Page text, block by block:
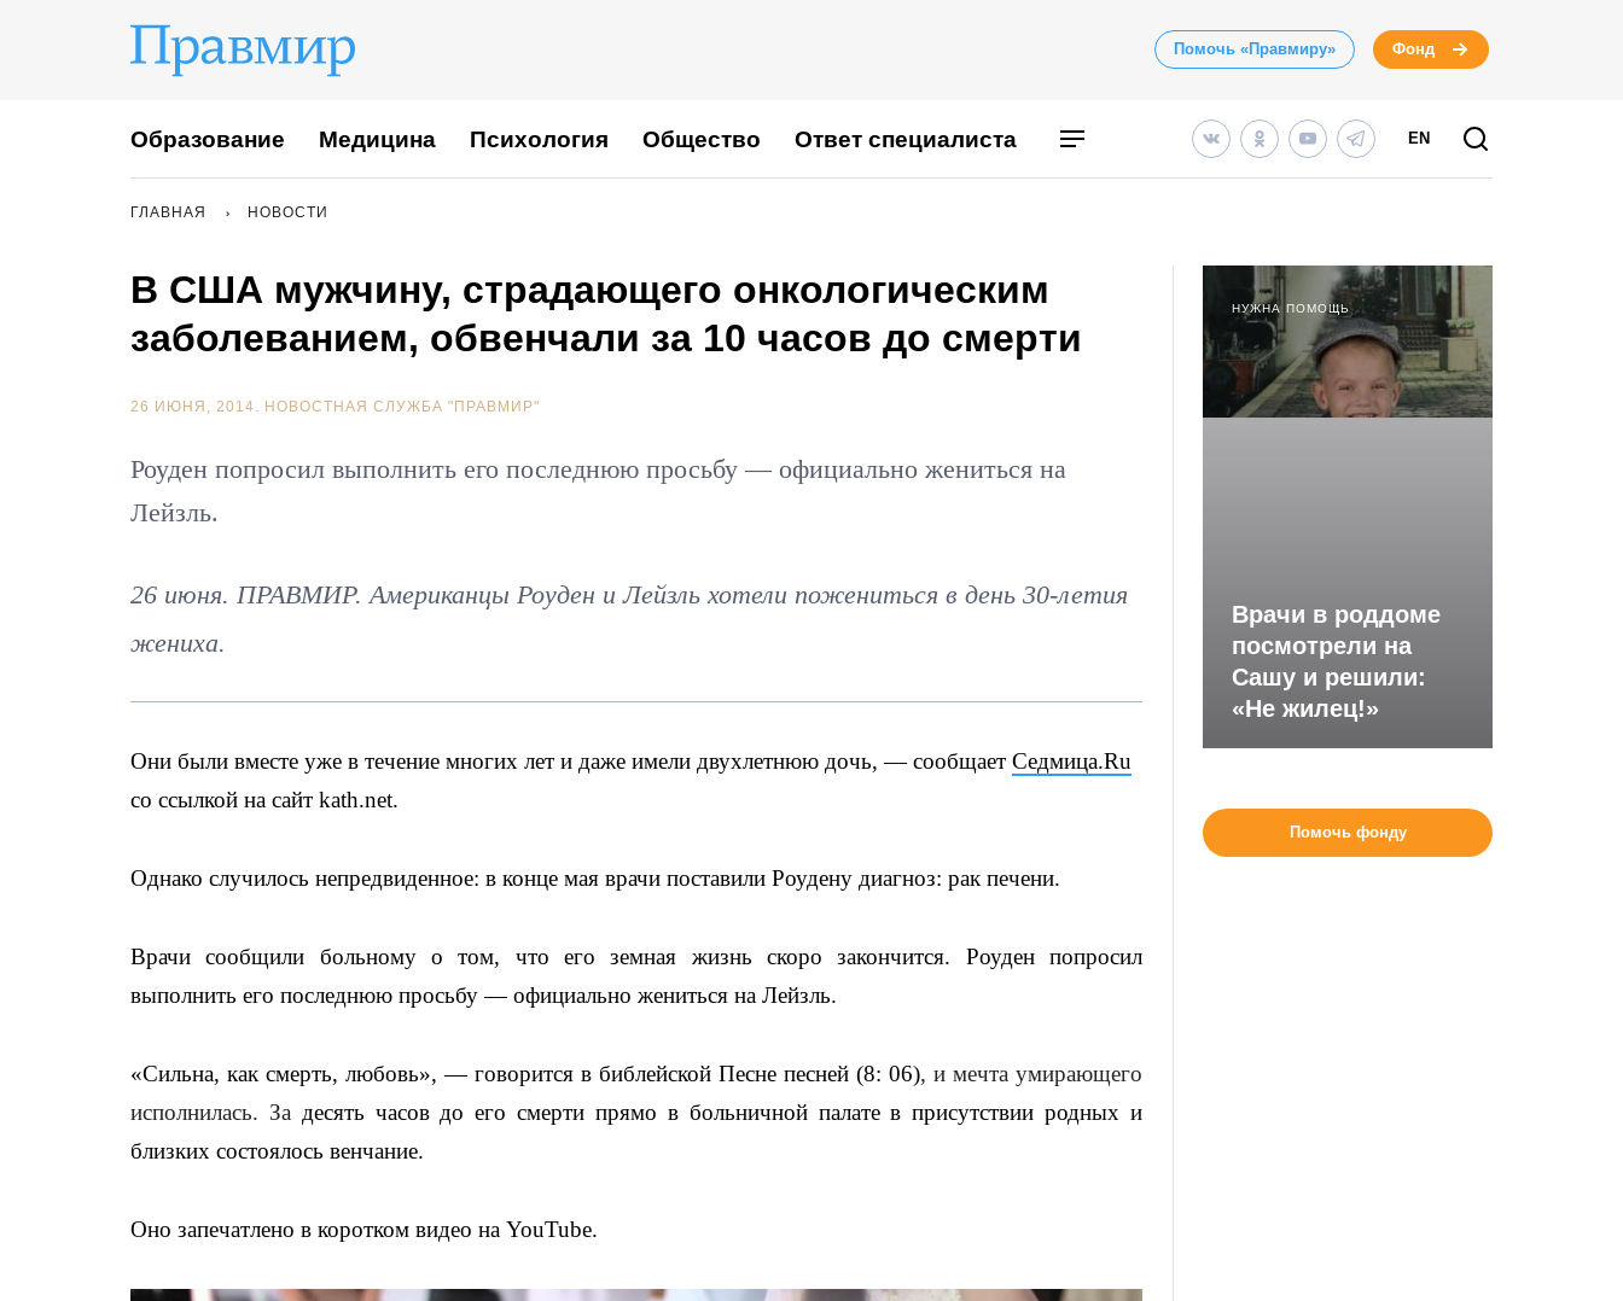
Помочь «Правмиру» Фонд
Образование Медицина Психология Общество Ответ специалиста EN
ГЛАВНАЯ НОВОСТИ
В США мужчину, страдающего онкологическим
заболеванием, обвенчали за 10 часов до смерти
26 ИЮНЯ, 2014. НОВОСТНАЯ СЛУЖБА "ПРАВМИР"
Роуден попросил выполнить его последнюю просьбу — официально жениться на
Лейзль.
26 июня. ПРАВМИР. Американцы Роуден и Лейзль хотели пожениться в день 30-летия
жениха.
Они были вместе уже в течение многих лет и даже имели двухлетнюю дочь, — сообщает Седмица.Ru
со ссылкой на сайт kath.net.
Однако случилось непредвиденное: в конце мая врачи поставили Роудену диагноз: рак печени.
Врачи сообщили больному о том, что его земная жизнь скоро закончится. Роуден попросил
выполнить его последнюю просьбу — официально жениться на Лейзль.
«Сильна, как смерть, любовь», — говорится в библейской Песне песней (8: 06), и мечта умирающего
исполнилась. За десять часов до его смерти прямо в больничной палате в присутствии родных и
близких состоялось венчание.
Оно запечатлено в коротком видео на YouTube.
НУЖНА ПОМОЩЬ
Врачи в роддоме
посмотрели на
Сашу и решили:
«Не жилец!»
Помочь фонду